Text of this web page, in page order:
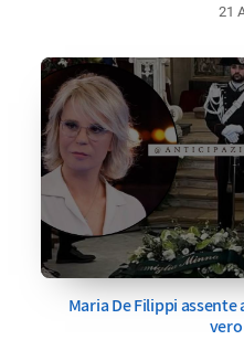
21
Maria De Filippi